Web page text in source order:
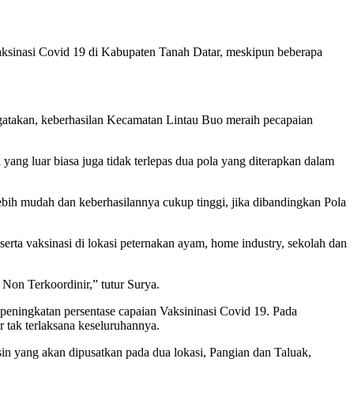
Covid 19 di Kabupaten Tanah Datar, meskipun beberapa
keberhasilan Kecamatan Lintau Buo meraih pecapaian
luar biasa juga tidak terlepas dua pola yang diterapkan dalam
mudah dan keberhasilannya cukup tinggi, jika dibandingkan Pola
vaksinasi di lokasi peternakan ayam, home industry, sekolah dan
Terkoordinir,” tutur Surya.
persentase capaian Vaksininasi Covid 19. Pada
tak terlaksana keseluruhannya.
yang akan dipusatkan pada dua lokasi, Pangian dan Taluak,